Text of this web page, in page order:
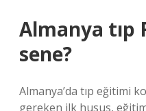
Almanya tıp
sene?
Almanya’da tıp eğitimi
gereken ilk husus,